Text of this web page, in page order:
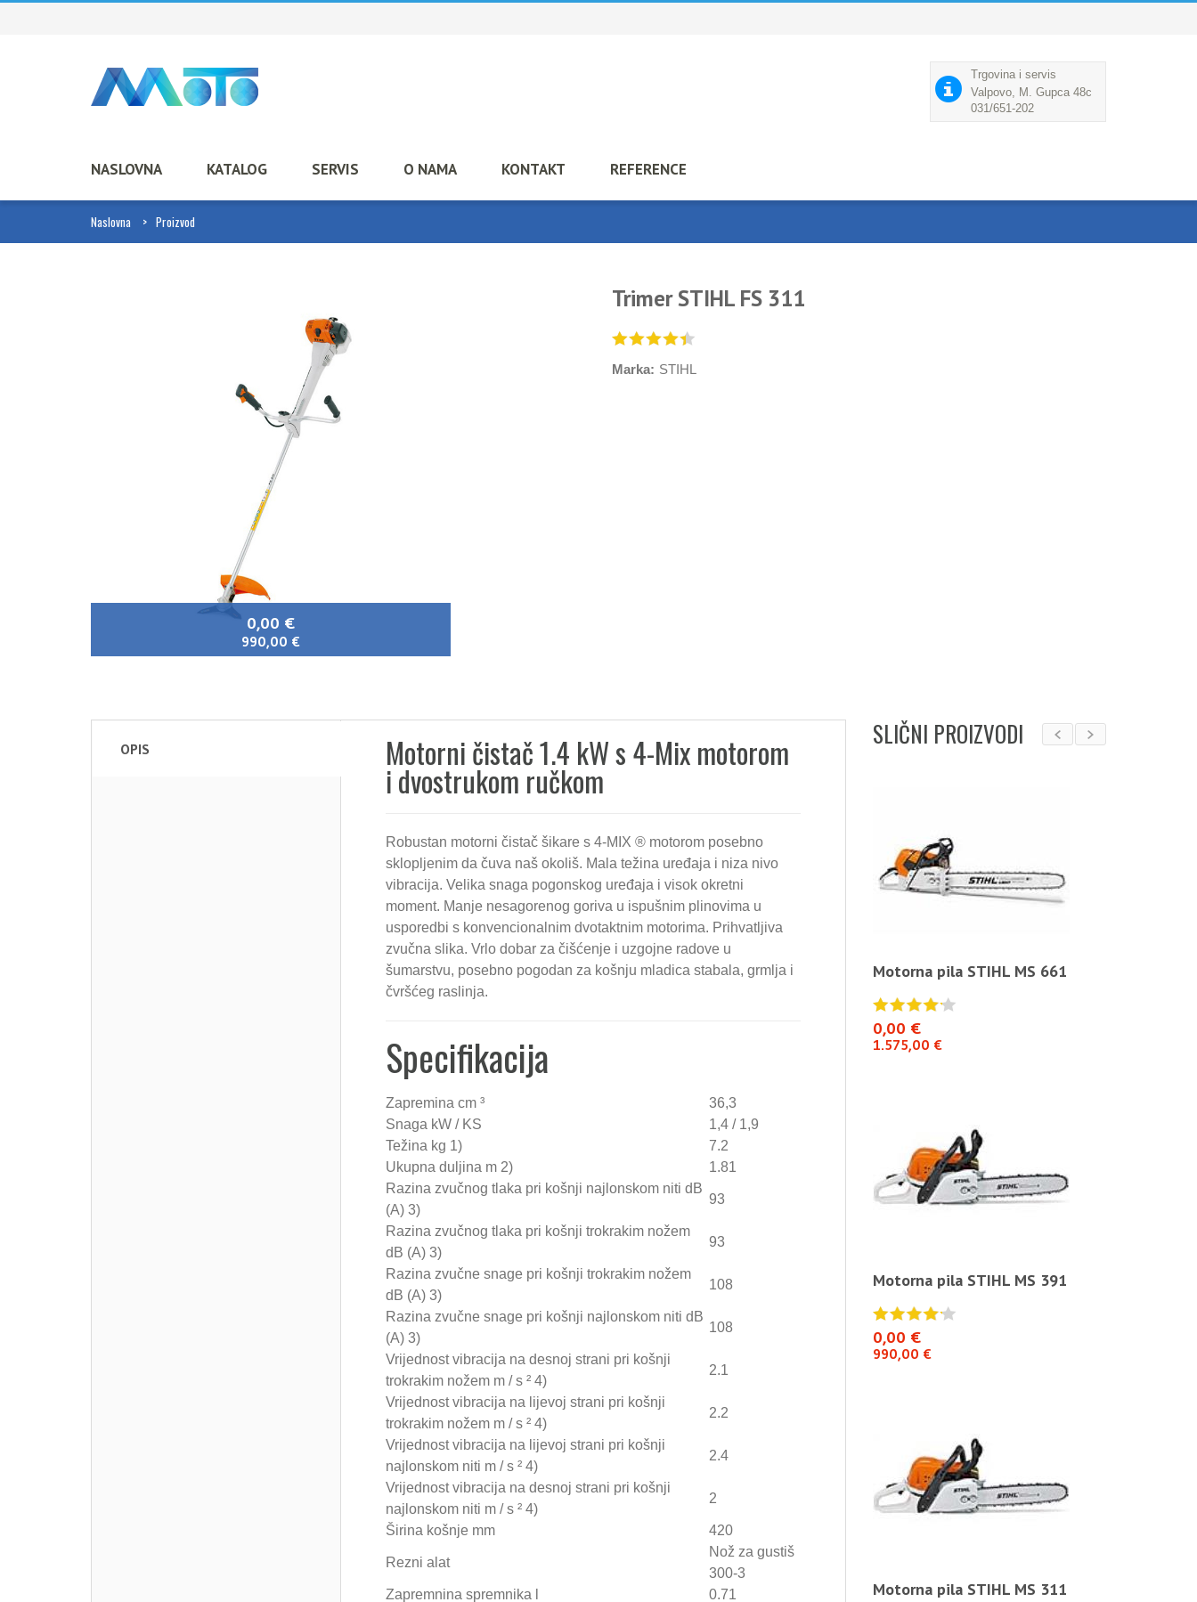
Trgovina i servis
Valpovo, M. Gupca 48c
031/651-202
NASLOVNA KATALOG SERVIS O NAMA KONTAKT REFERENCE
Naslovna Proizvod
0,00 €
990,00 €
Trimer STIHL FS 311
Marka: STIHL
OPIS Motorni čistač 1.4 kW s 4-Mix motorom
i dvostrukom ručkom
Robustan motorni čistač šikare s 4-MIX ® motorom posebno
sklopljenim da čuva naš okoliš. Mala težina uređaja i niza nivo
vibracija. Velika snaga pogonskog uređaja i visok okretni
moment. Manje nesagorenog goriva u ispušnim plinovima u
usporedbi s konvencionalnim dvotaktnim motorima. Prihvatljiva
zvučna slika. Vrlo dobar za čišćenje i uzgojne radove u
šumarstvu, posebno pogodan za košnju mladica stabala, grmlja i
čvršćeg raslinja.
Specifikacija
Zapremina cm ³
36,3
Snaga kW / KS
1,4 / 1,9
Težina kg 1)
7.2
Ukupna duljina m 2)
1.81
Razina zvučnog tlaka pri košnji najlonskom niti dB
(A) 3)
93
Razina zvučnog tlaka pri košnji trokrakim nožem
dB (A) 3)
93
Razina zvučne snage pri košnji trokrakim nožem
dB (A) 3)
108
Razina zvučne snage pri košnji najlonskom niti dB
(A) 3)
108
Vrijednost vibracija na desnoj strani pri košnji
trokrakim nožem m / s ² 4)
2.1
Vrijednost vibracija na lijevoj strani pri košnji
trokrakim nožem m / s ² 4)
2.2
Vrijednost vibracija na lijevoj strani pri košnji
najlonskom niti m / s ² 4)
2.4
Vrijednost vibracija na desnoj strani pri košnji
najlonskom niti m / s ² 4)
2
Širina košnje mm 420
Rezni alat
Nož za gustiš
300-3
Zapremnina spremnika l
0.71
SLIČNI PROIZVODI
Motorna pila STIHL MS 661
Motorna pila STIHL MS 391
990,00 €
Motorna pila STIHL MS 311
Motorna pila STIHL MS 661
0,00 €
1.575,00 €
Motorna pila STIHL MS 391
0,00 €
990,00 €
Motorna pila STIHL MS 311